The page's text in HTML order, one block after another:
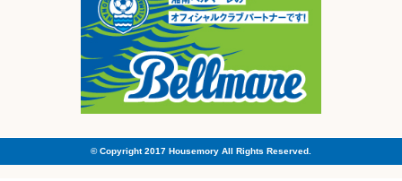
© Copyright 2017 Housemory All Rights Reserved.